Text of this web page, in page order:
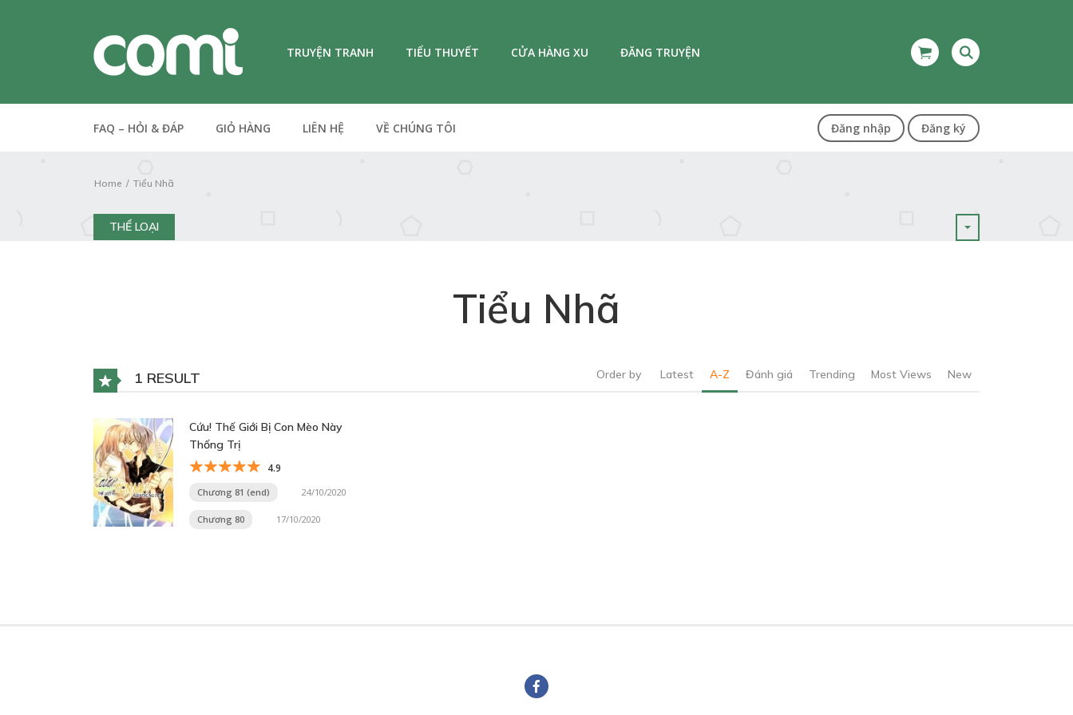
TRUYỆN TRANH TIỂU THUYẾT CỬA HÀNG XU ĐĂNG TRUYỆN
FAQ – HỎI & ĐÁP GIỎ HÀNG LIÊN HỆ VỀ CHÚNG TÔI Đăng nhập Đăng ký
Home Tiểu Nhã
THỂ LOẠI
Tiểu Nhã
1 RESULT Order by Latest A-Z Đánh giá Trending Most Views New
Cứu! Thế Giới Bị Con Mèo Này
Thống Trị
4.9
Chương 81 (end) 24/10/2020
Chương 80 17/10/2020